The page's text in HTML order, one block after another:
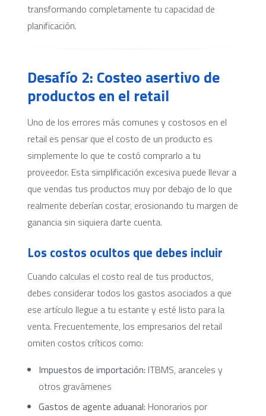
transformando completamente tu capacidad de
planificación.
Desafío 2: Costeo asertivo de
productos en el retail
Uno de los errores más comunes y costosos en el
retail es pensar que el costo de un producto es
simplemente lo que te costó comprarlo a tu
proveedor. Esta simplificación excesiva puede llevar a
que vendas tus productos muy por debajo de lo que
realmente deberían costar, erosionando tu margen de
ganancia sin siquiera darte cuenta.
Los costos ocultos que debes incluir
Cuando calculas el costo real de tus productos,
debes considerar todos los gastos asociados a que
ese artículo llegue a tu estante y esté listo para la
venta. Frecuentemente, los empresarios del retail
omiten costos críticos como:
Impuestos de importación: ITBMS, aranceles y
otros gravámenes
Gastos de agente aduanal: Honorarios por